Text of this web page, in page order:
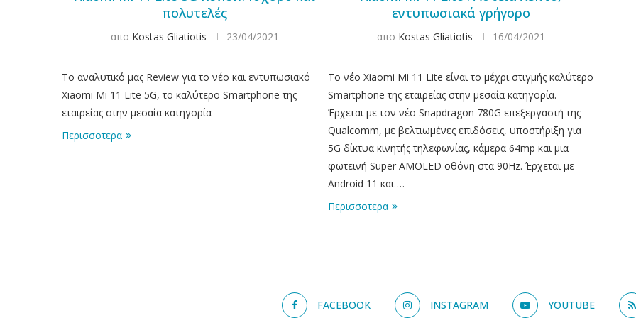
πολυτελές
απο Kostas Gliatiotis 23/04/2021
Το αναλυτικό μας Review για το νέο και εντυπωσιακό
Xiaomi Mi 11 Lite 5G, το καλύτερο Smartphone της
εταιρείας στην μεσαία κατηγορία
Περισσοτερα
εντυπωσιακά γρήγορο
απο Kostas Gliatiotis 16/04/2021
Το νέο Xiaomi Mi 11 Lite είναι το μέχρι στιγμής καλύτερο
Smartphone της εταιρείας στην μεσαία κατηγορία.
Έρχεται με τον νέο Snapdragon 780G επεξεργαστή της
Qualcomm, με βελτιωμένες επιδόσεις, υποστήριξη για
5G δίκτυα κινητής τηλεφωνίας, κάμερα 64mp και μια
φωτεινή Super AMOLED οθόνη στα 90Hz. Έρχεται με
Android 11 και …
Περισσοτερα
FACEBOOK INSTAGRAM YOUTUBE